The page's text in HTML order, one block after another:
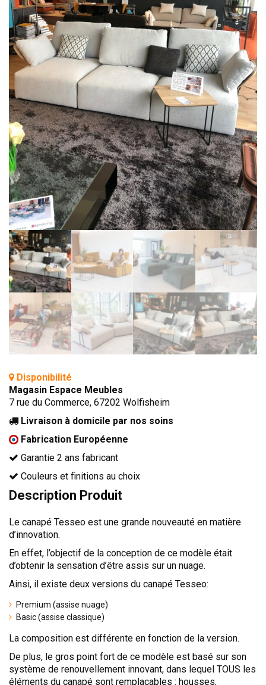
BIBLIOTHÈQUE
TABLE BASSE
FAUTEUILS
CANAPÉS
SALLES À MANGER
CHAISES
TABLES
BAHUT
LITERIE
CONVERTIBLE
MATELAS
LITS RELEVABLES
CADRES DE LIT
TÊTES DE LITS
LITS FIXES
MEUBLES DE COMPLÉMENT
TAPIS
MIROIRS
PETITS MEUBLES
AMÉNAGEMENTS SUR MESURE
AGENCEMENTS INTÉRIEURS
CONTEMPORAIN
AUTHENTIQUE
CHAMBRES COMPLÈTES
Disponibilité
Magasin Espace Meubles
7 rue du Commerce, 67202 Wolfisheim
Livraison à domicile par nos soins
Fabrication Européenne
Garantie 2 ans fabricant
Couleurs et finitions au choix
Description Produit
Le canapé Tesseo est une grande nouveauté en matière
d’innovation.
En effet, l’objectif de la conception de ce modèle était
d’obtenir la sensation d’être assis sur un nuage.
Ainsi, il existe deux versions du canapé Tesseo:
Premium (assise nuage)
Basic (assise classique)
La composition est différente en fonction de la version.
De plus, le gros point fort de ce modèle est basé sur son
système de renouvellement innovant, dans lequel TOUS les
éléments du canapé sont remplaçables : housses,